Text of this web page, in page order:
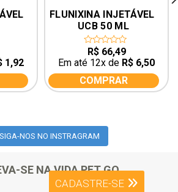
1,92
FLUNIXINA INJETÁVEL
UCB 50 ML
out
of
5
R$66,49
Em até 12x de R$ 6,50
COMPRAR
SIGA-NOS NO INSTRAGRAM
SE NA VIDA PET GO
CADASTRE-SE